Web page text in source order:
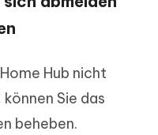
Hub nicht
Sie das
beheben.